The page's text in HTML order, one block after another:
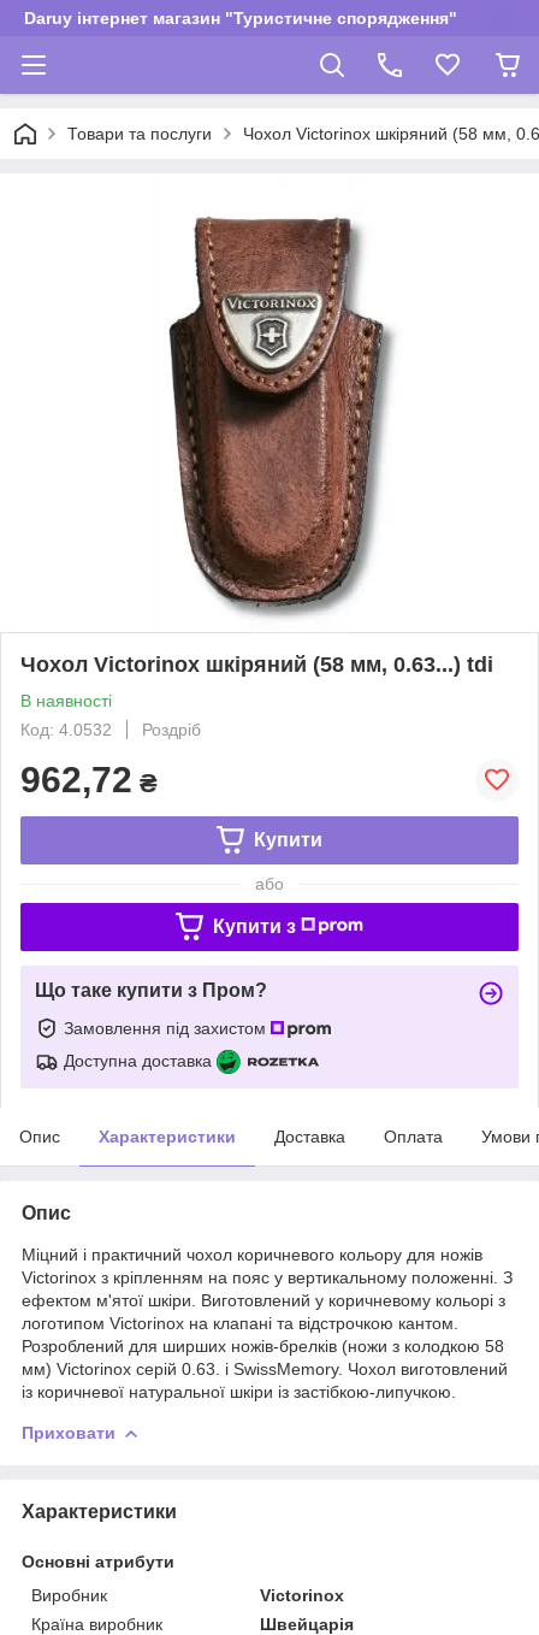
Daruy інтернет магазин "Туристичне спорядження"
Товари та послуги Чохол Victorinox шкіряний (58 мм,
Чохол Victorinox шкіряний (58 мм, 0.63...) tdi
В наявності
Код: 4.0532
Роздріб
962,72 ₴
Купити
або
Купити з
Що таке купити з Пром?
Замовлення під захистом
Доступна доставка
Опис Характеристики Доставка Оплата Умови
Опис
Міцний і практичний чохол коричневого кольору для ножів
Victorinox з кріпленням на пояс у вертикальному положенні. З
ефектом м'ятої шкіри. Виготовлений у коричневому кольорі з
логотипом Victorinox на клапані та відстрочкою кантом.
Розроблений для ширших ножів-брелків (ножи з колодкою 58
мм) Victorinox серій 0.63. і SwissMemory. Чохол виготовлений
із коричневої натуральної шкіри із застібкою-липучкою.
Приховати
Характеристики
Основні атрибути
Виробник
Victorinox
Країна виробник
Швейцарія